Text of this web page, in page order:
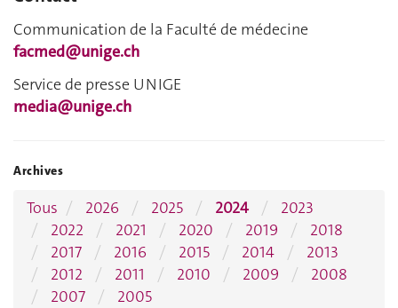
Communication de la Faculté de médecine
facmed@unige.ch
Service de presse UNIGE
media@unige.ch
Archives
Tous 2026 2025 2024
2023
2022
2021 2020 2019
2018
2017
2016 2015 2014
2013
2012
2011 2010 2009
2008
2007
2005